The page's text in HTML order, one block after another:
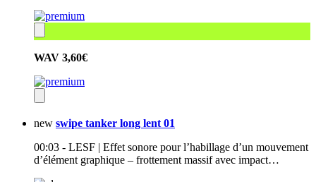
WAV 3,60€
new swipe tanker long lent 01
00:03 - LESF | Effet sonore pour l’habillage d’un mouvement
d’élément graphique – frottement massif avec impact…